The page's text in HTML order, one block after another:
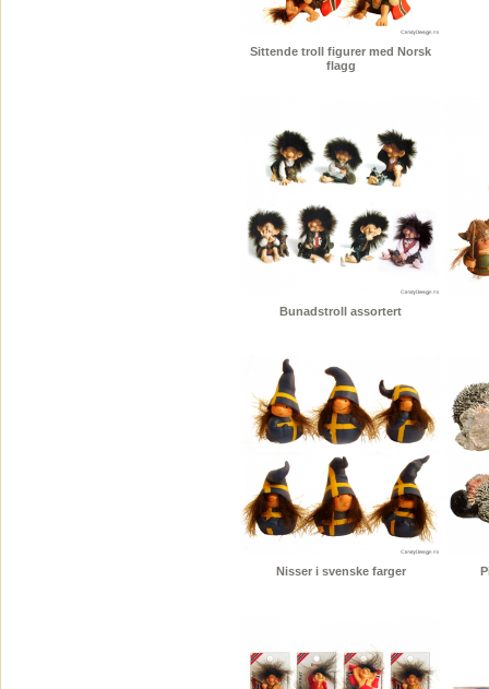
Sittende troll figurer med Norsk
flagg
Bunadstroll assortert
Nisser i svenske farger